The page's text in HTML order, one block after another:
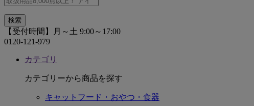
【受付時間】月～土 9:00～17:00
0120-121-979
カテゴリ
カテゴリーから商品を探す
キャットフード・おやつ・食器